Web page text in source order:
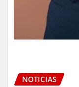
NOTICIAS